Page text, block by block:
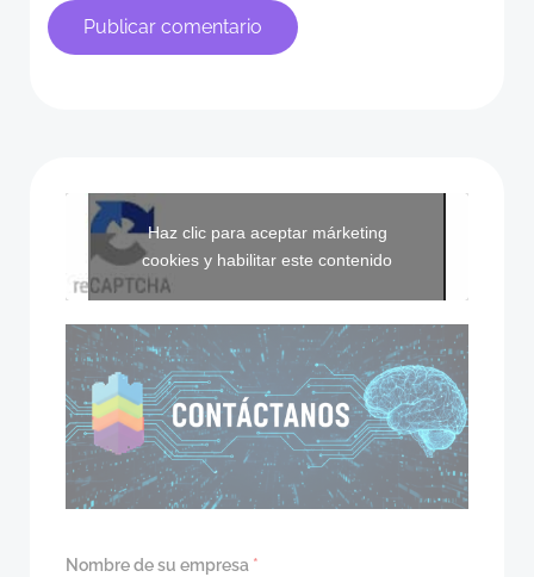
Haz clic para aceptar márketing
cookies y habilitar este contenido
Nombre de su empresa *